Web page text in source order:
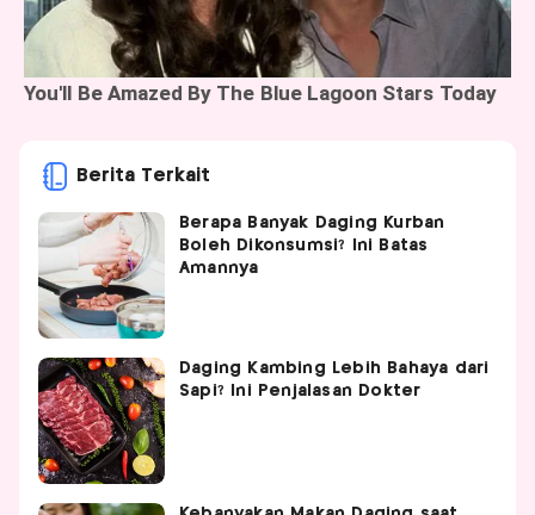
Berita Terkait
Berapa Banyak Daging Kurban
Boleh Dikonsumsi? Ini Batas
Amannya
Daging Kambing Lebih Bahaya dari
Sapi? Ini Penjalasan Dokter